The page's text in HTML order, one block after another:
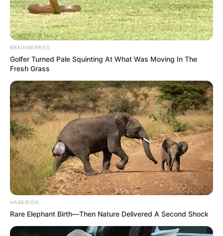
BRAINBERRIES
Golfer Turned Pale Squinting At What Was Moving In The
Fresh Grass
HABERION
Rare Elephant Birth—Then Nature Delivered A Second Shock